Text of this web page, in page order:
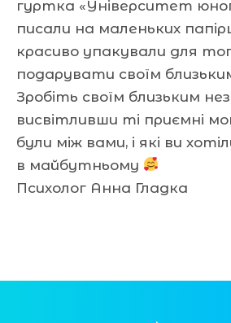
гуртка «Університет
писали на маленьких
красиво упакували для
подарувати своїм
Зробіть своїм близьким
висвітливши ті приємні
були між вами, і які ви
в майбутньому
Психолог Анна Гладка